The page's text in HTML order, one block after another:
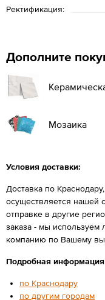
Ректификация:
Дополните
Мозаика
Условия доставки:
Доставка по
осуществляется нашей
отправке в другие
заказа - мы
компанию по Вашему
Подробная информация
по Краснодару
по другим городам